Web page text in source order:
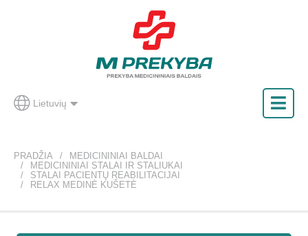
Lietuvių
PRADŽIA
MEDICININIAI BALDAI
MEDICININIAI STALAI IR STALIUKAI
STALAI PACIENTŲ REABILITACIJAI
RELAX MEDINĖ KUŠETĖ